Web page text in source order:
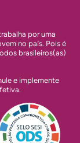
por uma
no país. Pois é
brasileiros(as)
e implemente